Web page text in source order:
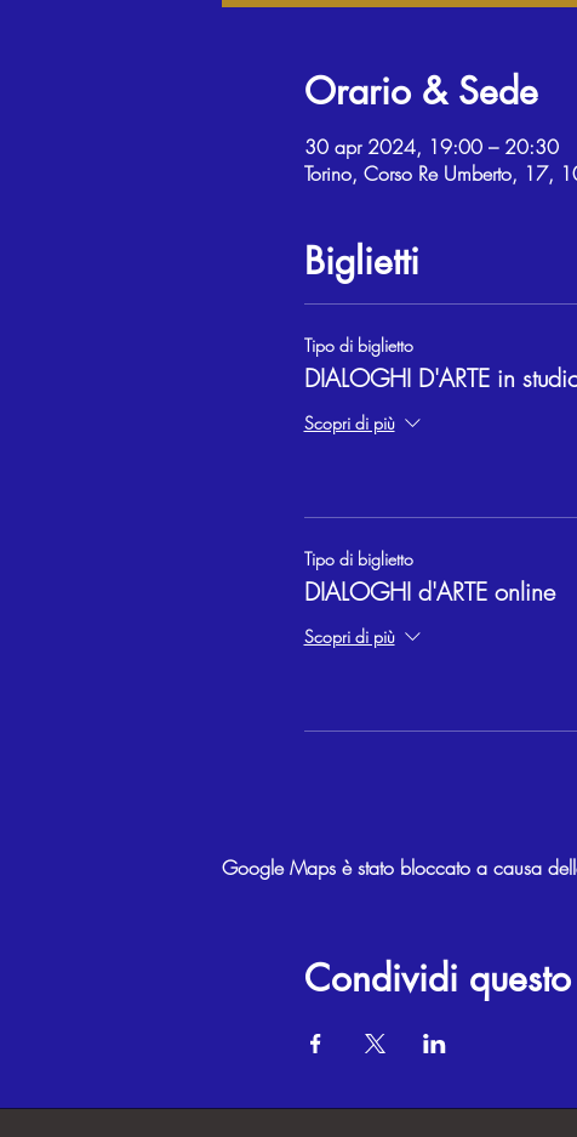
Orario & Sede
30 apr 2024, 19:00 – 20:30
Torino, Corso Re Umberto, 17,
Biglietti
Tipo di biglietto
DIALOGHI D'ARTE in
Scopri di più
Tipo di biglietto
DIALOGHI d'ARTE online
Scopri di più
Google Maps è stato bloccato a causa
Condividi